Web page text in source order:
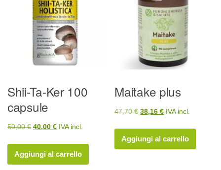
Shii-Ta-Ker 100
capsule
50,00€ Il
originale
era:
40,00 €Il
attuale
è:
IVA incl.
Aggiungi al carrello
Maitake plus
47,70€ Il
originale
era:
38,16€Il
attuale
è:
IVA incl.
Aggiungi al carrello